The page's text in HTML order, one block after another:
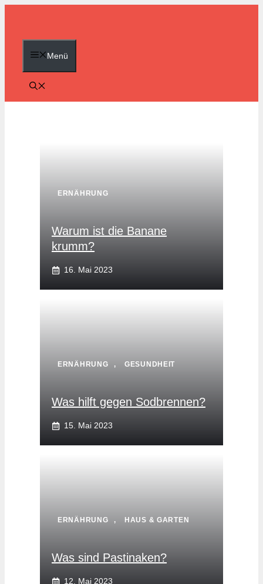
springen
Menü
ERNÄHRUNG
Warum ist die Banane
krumm?
16. Mai 2023
ERNÄHRUNG , GESUNDHEIT
Was hilft gegen Sodbrennen?
15. Mai 2023
ERNÄHRUNG , HAUS & GARTEN
Was sind Pastinaken?
12. Mai 2023